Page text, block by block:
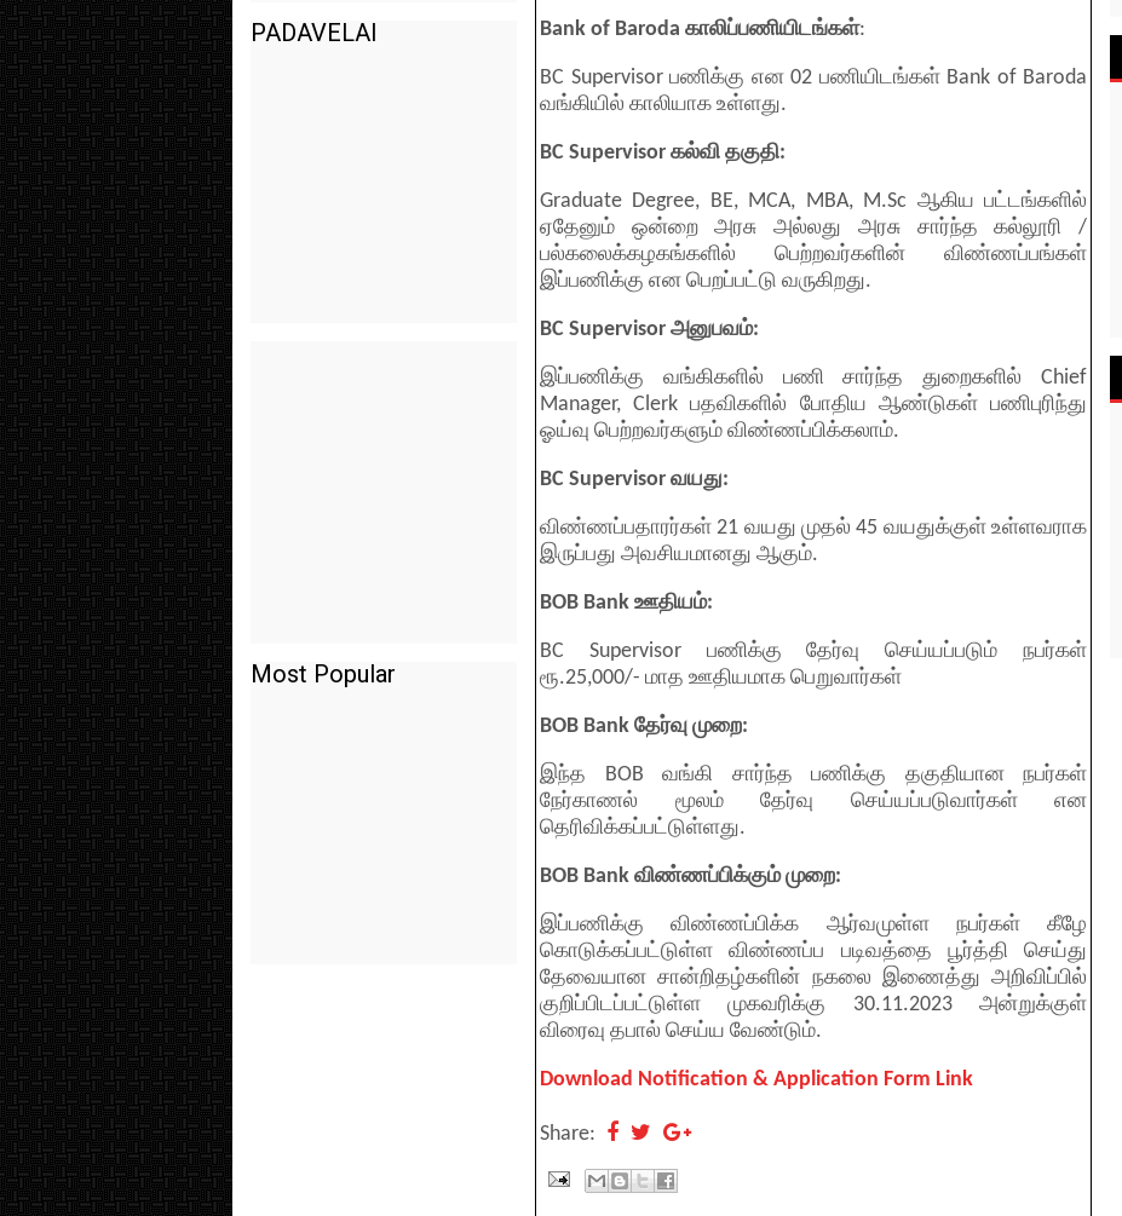
Bank of Baroda காலிப்பணியிடங்கள்:
BC Supervisor பணிக்கு என 02 பணியிடங்கள் Bank of Baroda
வங்கியில் காலியாக உள்ளது.
BC Supervisor கல்வி தகுதி:
Graduate Degree, BE, MCA, MBA, M.Sc ஆகிய பட்டங்களில்
ஏதேனும் ஒன்றை அரசு அல்லது அரசு சார்ந்த கல்லூரி /
பல்கலைக்கழகங்களில் பெற்றவர்களின் விண்ணப்பங்கள்
இப்பணிக்கு என பெறப்பட்டு வருகிறது.
BC Supervisor அனுபவம்:
இப்பணிக்கு வங்கிகளில் பணி சார்ந்த துறைகளில் Chief
Manager, Clerk பதவிகளில் போதிய ஆண்டுகள் பணிபுரிந்து
ஓய்வு பெற்றவர்களும் விண்ணப்பிக்கலாம்.
BC Supervisor வயது:
விண்ணப்பதாரர்கள் 21 வயது முதல் 45 வயதுக்குள் உள்ளவராக
இருப்பது அவசியமானது ஆகும்.
BOB Bank ஊதியம்:
BC Supervisor பணிக்கு தேர்வு செய்யப்படும் நபர்கள்
ரூ.25,000/- மாத ஊதியமாக பெறுவார்கள்
BOB Bank தேர்வு முறை:
இந்த BOB வங்கி சார்ந்த பணிக்கு தகுதியான நபர்கள்
நேர்காணல் மூலம் தேர்வு செய்யப்படுவார்கள் என
தெரிவிக்கப்பட்டுள்ளது.
BOB Bank விண்ணப்பிக்கும் முறை:
இப்பணிக்கு விண்ணப்பிக்க ஆர்வமுள்ள நபர்கள் கீழே
கொடுக்கப்பட்டுள்ள விண்ணப்ப படிவத்தை பூர்த்தி செய்து
தேவையான சான்றிதழ்களின் நகலை இணைத்து அறிவிப்பில்
குறிப்பிடப்பட்டுள்ள முகவரிக்கு 30.11.2023 அன்றுக்குள்
விரைவு தபால் செய்ய வேண்டும்.
Download Notification & Application Form Link
Share:
PADAVELAI
Most Popular